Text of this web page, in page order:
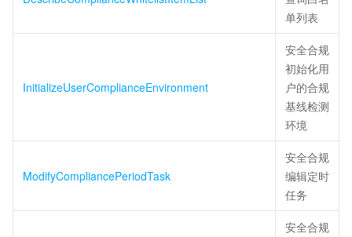
单列表
InitializeUserComplianceEnvironment
安全合规
初始化用
户的合规
基线检测
环境
ModifyCompliancePeriodTask
安全合规
编辑定时
任务
安全合规